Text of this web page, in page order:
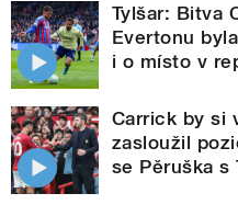
Tylšar: Bitva
Evertonu
i o místo v
Carrick by si
zasloužil
se Pěruška s